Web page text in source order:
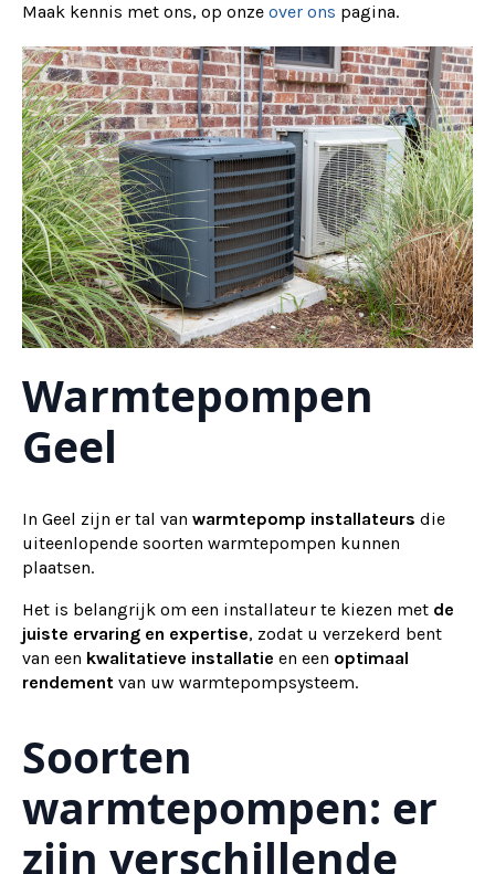
Maak kennis met ons, op onze over ons pagina.
Warmtepompen
Geel
In Geel zijn er tal van warmtepomp installateurs die
uiteenlopende soorten warmtepompen kunnen
plaatsen.
Het is belangrijk om een installateur te kiezen met de
juiste ervaring en expertise, zodat u verzekerd bent
van een kwalitatieve installatie en een optimaal
rendement van uw warmtepompsysteem.
Soorten
warmtepompen: er
zijn verschillende